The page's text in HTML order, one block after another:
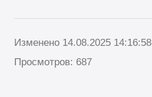
Изменено 14.08.2025 14:16:58
Просмотров: 687